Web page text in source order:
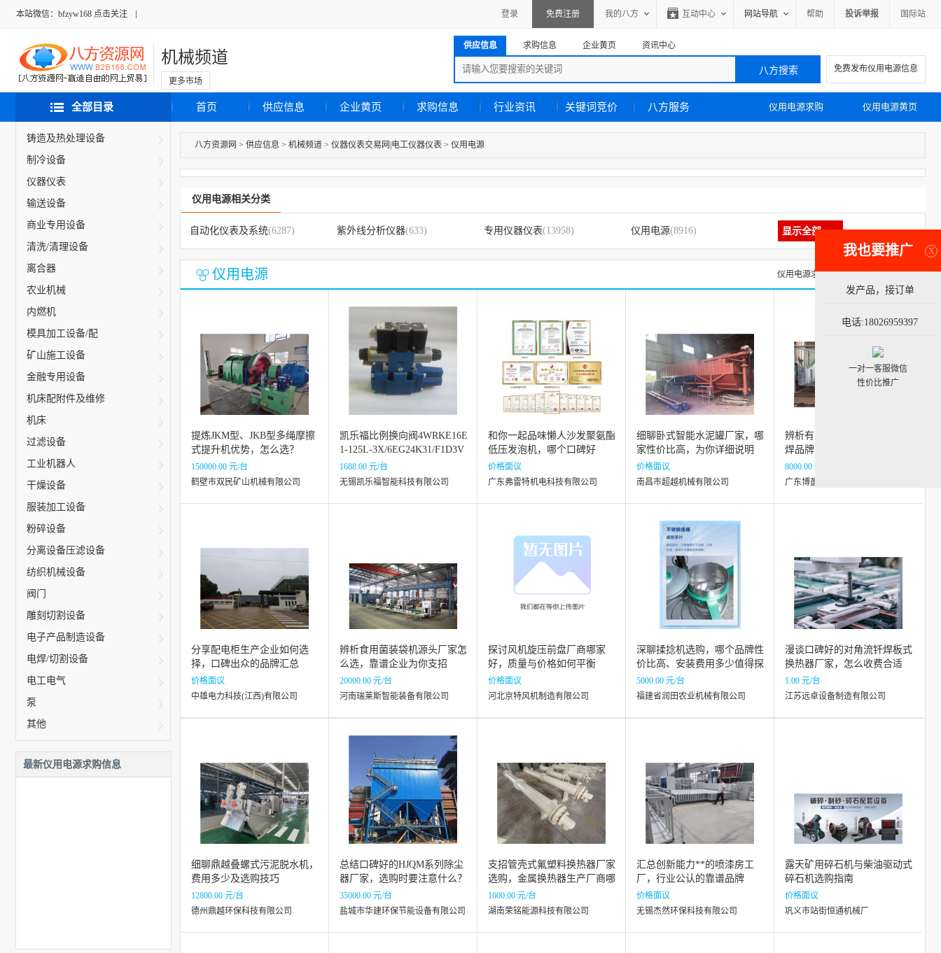
登录 免费注册 我的八方 互动中心 网站导航 帮助 投诉举报 国际站
本站微信：bfzyw168 点击关注
机械频道
更多市场
免费发布仪用电源信息
供应信息 求购信息 企业黄页 资讯中心
全部目录 首页 供应信息 企业黄页 求购信息 行业资讯 关键词竞价 八方服务 仪用电源黄页
仪用电源求购
铸造及热处理设备
制冷设备
仪器仪表
输送设备
商业专用设备
清洗/清理设备
离合器
农业机械
内燃机
模具加工设备/配
矿山施工设备
金融专用设备
机床配附件及维修
机床
过滤设备
工业机器人
干燥设备
服装加工设备
粉碎设备
分离设备压滤设备
纺织机械设备
阀门
雕刻切割设备
电子产品制造设备
电焊/切割设备
电工电气
泵
其他
最新仪用电源求购信息
八方资源网 > 供应信息 > 机械频道 > 仪器仪表交易网|电工仪器仪表 > 仪用电源
仪用电源相关分类
自动化仪表及系统(6287) 紫外线分析仪器(633) 专用仪器仪表(13958) 仪用电源(8916) 显示全部
仪用电源 仪用电源求购信息 仪用电源黄页
提炼JKM型、JKB型多绳摩擦
式提升机优势，怎么选？
150000.00 元/台
鹤壁市双民矿山机械有限公司
凯乐福比例换向阀4WRKE16E
1-125L-3X/6EG24K31/F1D3V
比例阀厂家
1688.00 元/台
无锡凯乐福智能科技有限公司
和你一起品味懒人沙发聚氨酯
低压发泡机，哪个口碑好
价格面议
广东弗雷特机电科技有限公司
细聊卧式智能水泥罐厂家，哪
家性价比高，为你详细说明
价格面议
南昌市超越机械有限公司
辨析有实力的容器防腐防磨堆
焊品牌，哪家口碑好
8000.00 元/平方米
广东博盈特焊技术股份有限公司
分享配电柜生产企业如何选
择，口碑出众的品牌汇总
价格面议
中雄电力科技(江西)有限公司
辨析食用菌装袋机源头厂家怎
么选，靠谱企业为你支招
20000.00 元/台
河南瑞莱斯智能装备有限公司
探讨风机旋压前盘厂商哪家
好，质量与价格如何平衡
价格面议
河北京特风机制造有限公司
深聊揉捻机选购，哪个品牌性
价比高、安装费用多少值得探
讨
5000.00 元/台
福建省润田农业机械有限公司
漫谈口碑好的对角流钎焊板式
换热器厂家，怎么收费合适
1.00 元/台
江苏远卓设备制造有限公司
细聊鼎越叠螺式污泥脱水机，
费用多少及选购技巧
12800.00 元/台
德州鼎越环保科技有限公司
总结口碑好的HJQM系列除尘
器厂家，选购时要注意什么？
35000.00 元/台
盐城市华建环保节能设备有限公司
支招管壳式氟塑料换热器厂家
选购，金属换热器生产厂商哪
家好
1000.00 元/台
湖南荣铭能源科技有限公司
汇总创新能力**的喷漆房工
厂，行业公认的靠谱品牌
价格面议
无锡杰然环保科技有限公司
露天矿用碎石机与柴油驱动式
碎石机选购指南
价格面议
巩义市站街恒通机械厂
X
我也要推广
发产品，接订单
电话:18026959397
一对一客服微信
性价比推广